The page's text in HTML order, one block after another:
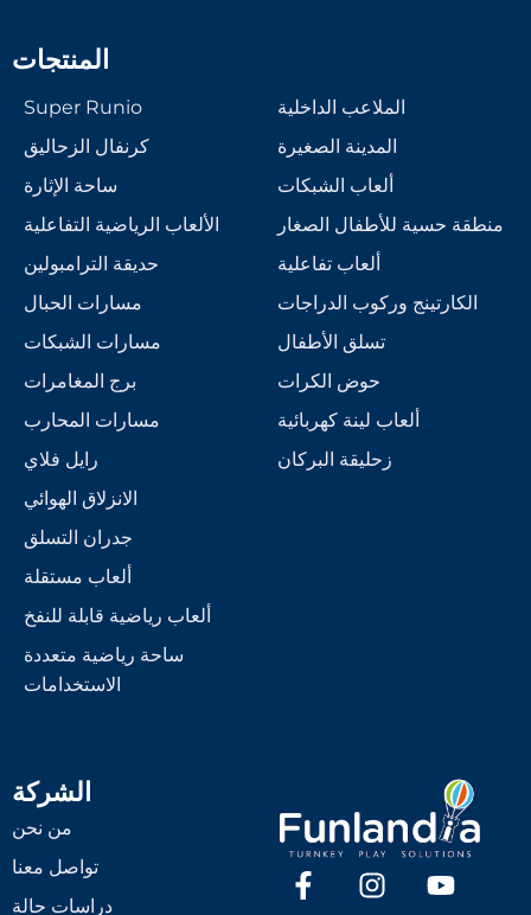
المنتجات
Super Runio
كرنفال الزحاليق
ساحة الإثارة
الألعاب الرياضية التفاعلية
حديقة الترامبولين
مسارات الحبال
مسارات الشبكات
برج المغامرات
مسارات المحارب
رايل فلاي
الانزلاق الهوائي
جدران التسلق
ألعاب مستقلة
ألعاب رياضية قابلة للنفخ
ساحة رياضية متعددة
الاستخدامات
الملاعب الداخلية
المدينة الصغيرة
ألعاب الشبكات
منطقة حسية للأطفال الصغار
ألعاب تفاعلية
الكارتينج وركوب الدراجات
تسلق الأطفال
حوض الكرات
ألعاب لينة كهربائية
زحليقة البركان
الشركة
من نحن
تواصل معنا
دراسات حالة